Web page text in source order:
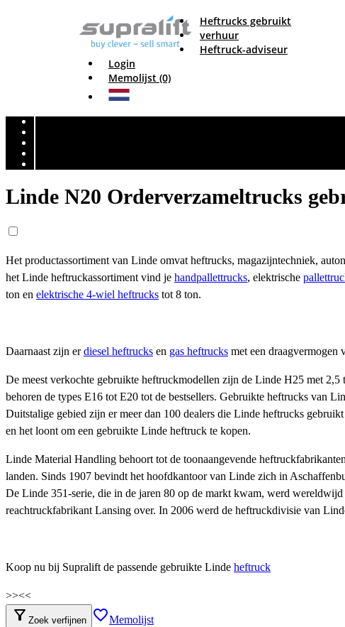
Heftrucks gebruikt
verhuur
Heftruck-adviseur
Login
Memolijst (0)
Linde N20 Orderverzameltrucks
Het productassortiment van Linde omvat heftrucks, magazijntechniek,
het Linde heftruckassortiment vind je handpallettrucks, elektrische
ton en elektrische 4-wiel heftrucks tot 8 ton.
Daarnaast zijn erdiesel heftrucks en gas heftrucks met een draagvermogen
De meest verkochte gebruikte heftruckmodellen zijn de Linde H25 met
behoren de types E16 tot E20 tot de bestsellers. Gebruikte heftrucks van
Duitstalige gebied zijn er meer dan 100 dealers die Linde heftrucks
en het loont om een gebruikte Linde heftruck te kopen.
Linde Material Handling behoort tot de toonaangevende
landen. Sinds 1907 bevindt het hoofdkantoor van Linde zich in
De Linde 351-serie, die in de jaren 80 op de markt kwam, werd
reachtruckfabrikant Lansing over. In 2006 werd de heftruckdivisie van
Koop nu bij Supralift de passende gebruikte Linde heftruck
>><<
filter_alt Zoek verfijnen favorite_borderMemolijst